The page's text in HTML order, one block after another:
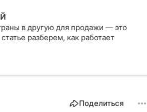
в другую для продажи — это
разберем, как работает
Поделиться